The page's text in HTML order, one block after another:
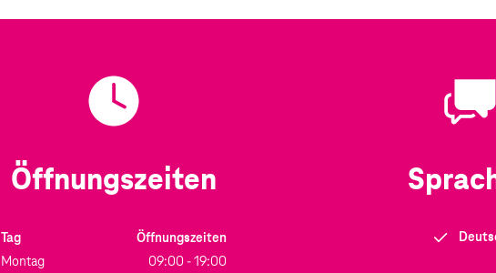
Öffnungszeiten
Tag
Öffnungszeiten
Montag
09:00 - 19:00